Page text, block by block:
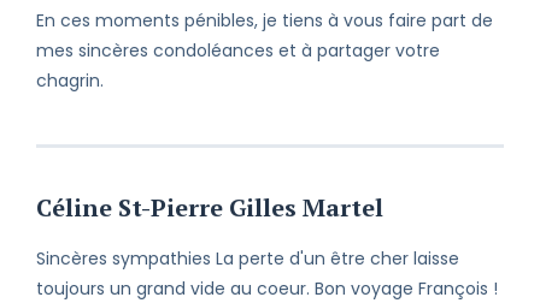
En ces moments pénibles, je tiens à vous faire part de
mes sincères condoléances et à partager votre
chagrin.
Céline St-Pierre Gilles Martel
Sincères sympathies La perte d'un être cher laisse
toujours un grand vide au coeur. Bon voyage François !